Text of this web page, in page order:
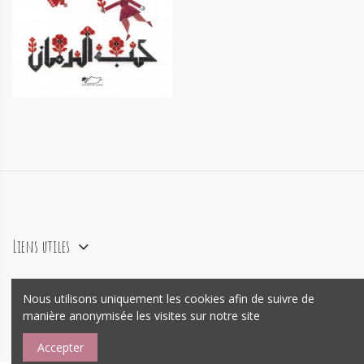
Graine de Grenade - conte de
Palestine
15,90 €
Liens utiles
agence e-commerce PrestashopMywebo
Nous utilisons uniquement les cookies afin de suivre de
manière anonymisée les visites sur notre site
Accepter